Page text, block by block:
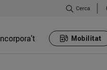
Cerca
Mobilitat